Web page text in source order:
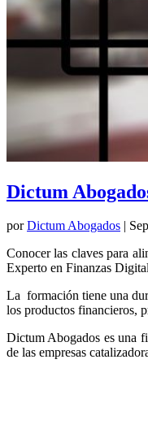
Dictum
porDictum Abogados |
Conocer las claves para
Experto en Finanzas
La formación tiene una
los productos financieros,
Dictum Abogados es una
de las empresas